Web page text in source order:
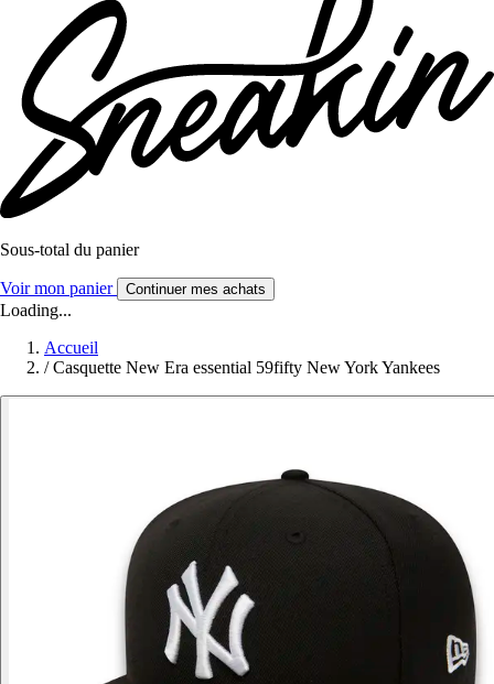
Sous-total du panier
Voir mon panier Continuer mes achats
Loading...
Accueil
/ Casquette New Era essential 59fifty New York Yankees